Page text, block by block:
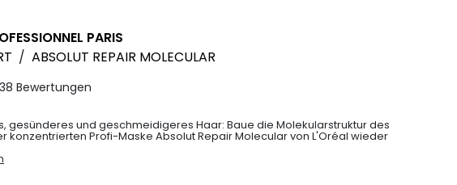
PARIS
/ ABSOLUT REPAIR MOLECULAR
Bewertungen
gesünderes und geschmeidigeres Haar: Baue die Molekularstruktur des
konzentrierten Profi-Maske Absolut Repair Molecular von L'Oréal wieder